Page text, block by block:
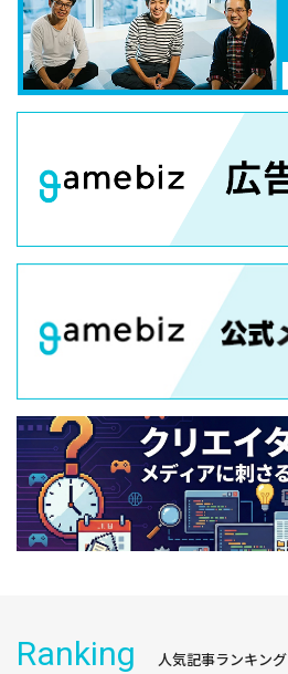
Ranking 人気記事ランキング